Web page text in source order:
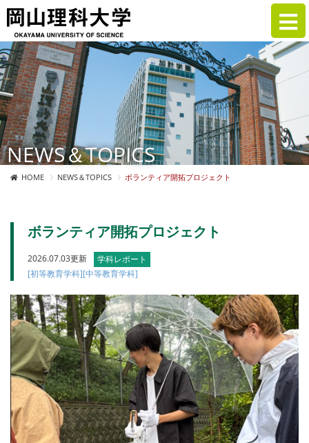
NEWS＆TOPICS
HOME NEWS＆TOPICS ボランティア開拓プロジェクト
ボランティア開拓プロジェクト
2026.07.03更新
学科レポート
[初等教育学科][中等教育学科]